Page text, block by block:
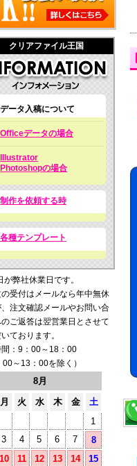
クリアファイル王国
データ入稿について
Officeデータの場合
Illustrator
Photoshopの場合
制作を依頼する時
各種テンプレート
が弊社休業日です。
の受付はメールなら年中無休
注文確認メールやお問い合
ご返答は翌営業日とさせて
ております。
：9：00～18：00
00～13：00を除く）
8月
月 火 水 木 金
土
1
3 4 5 6 7
8
10 11 12 13 14
15